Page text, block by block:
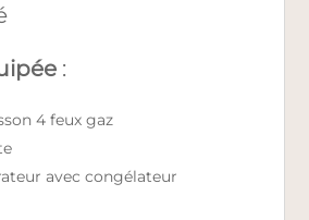
:
4 feux gaz
avec congélateur